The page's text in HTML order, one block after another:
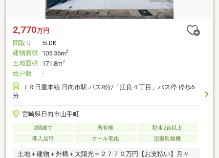
2,770万円
間取り
5LDK
建物面積 105.36m2
土地面積 171.8m2
総戸数
-
ＪＲ日豊本線 日向市駅 バス8分/「江良４丁目」バス停 停歩6
分
宮崎県日向市山手町
2階建て 所有権
駐車2台以上
即入居可
オール電化 浴室乾燥機
土地＋建物＋外構＋太陽光＝２７７０万円【お支払い】月々